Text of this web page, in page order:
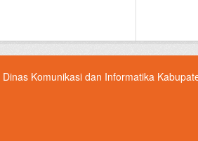
Dinas Komunikasi dan Informatika